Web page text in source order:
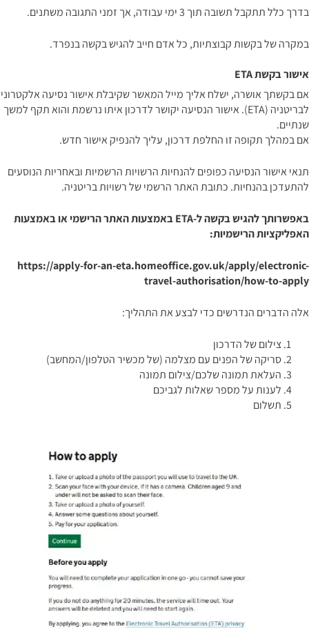
בדרך כלל תתקבל תשובה תוך 3 ימי עבודה, אך זמני התגובה משתנים.
במקרה של בקשות קבוצתיות, כל אדם חייב להגיש בקשה בנפרד.
אישור בקשת ETA
אם בקשתך אושרה, ישלח אליך מייל המאשר שקיבלת אישור נסיעה אלקטרוני
לבריטניה (ETA). אישור הנסיעה יקושר לדרכון איתו נרשמת והוא תקף למשך
שנתיים.
אם במהלך תקופה זו החלפת דרכון, עליך להנפיק אישור חדש.
תנאי אישור הנסיעה כפופים להנחיות הרשויות הרשמיות ובאחריות הנוסעים
להתעדכן בהנחיות. כתובת האתר הרשמי של רשויות בריטניה.
באפשרותך להגיש בקשה ל-ETAבאמצעות האתר הרישמי או באמצעות
האפליקציות הרישמיות:
https://apply-for-an-eta.homeoffice.gov.uk/apply/electronic-
travel-authorisation/how-to-apply
אלה הדברים הנדרשים כדי לבצע את התהליך:
צילום של הדרכון
סריקה של הפנים עם מצלמה (של מכשיר הטלפון/המחשב)
העלאת תמונה שלכם/צילום תמונה
לענות על מספר שאלות לגביכם
תשלום